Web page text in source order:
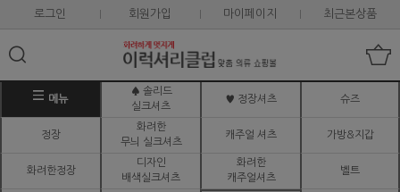
로그인 회원가입 마이페이지 최근본상품
메뉴
♠ 솔리드
실크셔츠
♥ 정장셔츠 슈즈
정장
화려한
무늬 실크셔츠
캐주얼 셔츠 가방&지갑
화려한정장
디자인
배색실크셔츠
화려한
캐주얼셔츠
벨트